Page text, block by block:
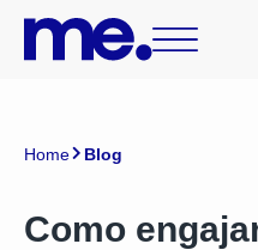
Home Blog
Como